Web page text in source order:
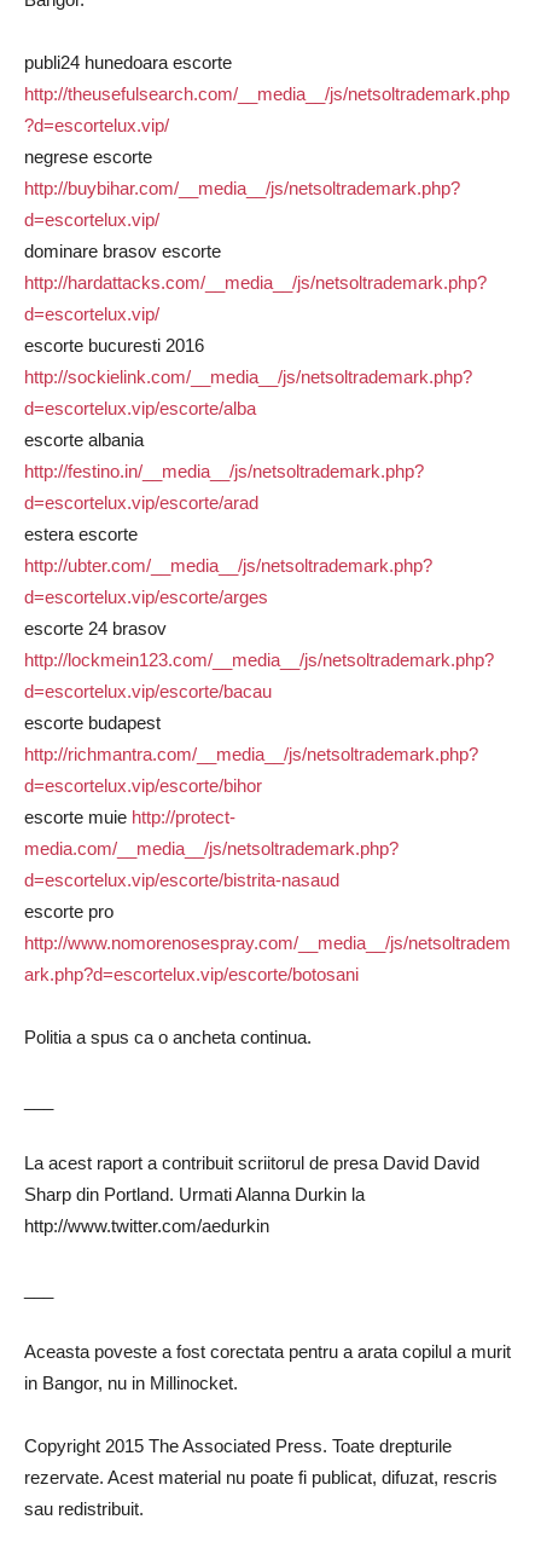
publi24 hunedoara escorte
http://theusefulsearch.com/__media__/js/netsoltrademark.php
?d=escortelux.vip/
negrese escorte
http://buybihar.com/__media__/js/netsoltrademark.php?
d=escortelux.vip/
dominare brasov escorte
http://hardattacks.com/__media__/js/netsoltrademark.php?
d=escortelux.vip/
escorte bucuresti 2016
http://sockielink.com/__media__/js/netsoltrademark.php?
d=escortelux.vip/escorte/alba
escorte albania
http://festino.in/__media__/js/netsoltrademark.php?
d=escortelux.vip/escorte/arad
estera escorte
http://ubter.com/__media__/js/netsoltrademark.php?
d=escortelux.vip/escorte/arges
escorte 24 brasov
http://lockmein123.com/__media__/js/netsoltrademark.php?
d=escortelux.vip/escorte/bacau
escorte budapest
http://richmantra.com/__media__/js/netsoltrademark.php?
d=escortelux.vip/escorte/bihor
escorte muie http://protect-
media.com/__media__/js/netsoltrademark.php?
d=escortelux.vip/escorte/bistrita-nasaud
escorte pro
http://www.nomorenosespray.com/__media__/js/netsoltradem
ark.php?d=escortelux.vip/escorte/botosani
Politia a spus ca o ancheta continua.
La acest raport a contribuit scriitorul de presa David David
Sharp din Portland. Urmati Alanna Durkin la
http://www.twitter.com/aedurkin
Aceasta poveste a fost corectata pentru a arata copilul a murit
in Bangor, nu in Millinocket.
Copyright 2015 The Associated Press. Toate drepturile
rezervate. Acest material nu poate fi publicat, difuzat, rescris
sau redistribuit.